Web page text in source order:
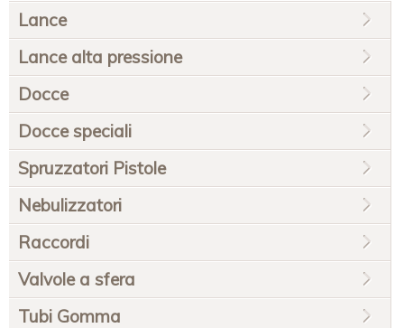
Salta
la
navigazione
Lance
Lance alta pressione
Docce
Docce speciali
Spruzzatori Pistole
Nebulizzatori
Raccordi
Valvole a sfera
Tubi Gomma